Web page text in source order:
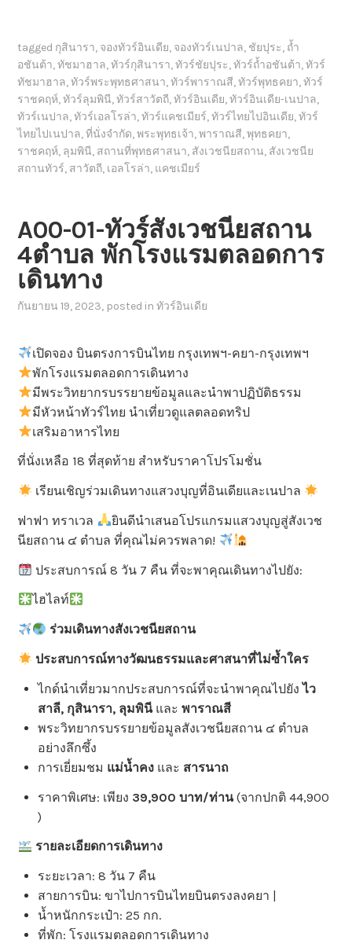
tagged กุสินารา, จองทัวร์อินเดีย, จองทัวร์เนปาล, ชัยปุระ, ถ้ำ
อชันต้า,ทัชมาฮาล,ทัวร์กุสินารา,ทัวร์ชัยปุระ,ทัวร์ถ้ำอชันต้า,ทัวร์
ทัชมาฮาล,ทัวร์พระพุทธศาสนา,ทัวร์พาราณสี,ทัวร์พุทธคยา,ทัวร์
ราชคฤห์,ทัวร์ลุมพินี,ทัวร์สาวัตถี,ทัวร์อินเดีย,ทัวร์อินเดีย-เนปาล,
ทัวร์เนปาล,ทัวร์เอลโรล่า,ทัวร์แคชเมียร์,ทัวร์ไทยไปอินเดีย,ทัวร์
ไทยไปเนปาล,ที่นั่งจำกัด,พระพุทธเจ้า,พาราณสี,พุทธคยา,
ราชคฤห์, ลุมพินี, สถานที่พุทธศาสนา, สังเวชนียสถาน, สังเวชนีย
สถานทัวร์, สาวัตถี, เอลโรล่า, แคชเมียร์
A00-01-ทัวร์สังเวชนียสถาน
4ตำบล พักโรงแรมตลอดการ
เดินทาง
กันยายน 19, 2023, posted inทัวร์อินเดีย
เปิดจอง บินตรงการบินไทย กรุงเทพฯ-คยา-กรุงเทพฯ
พักโรงแรมตลอดการเดินทาง
มีพระวิทยากรบรรยายข้อมูลและนำพาปฏิบัติธรรม
มีหัวหน้าทัวร์ไทย นำเที่ยวดูแลตลอดทริป
เสริมอาหารไทย
ที่นั่งเหลือ 18 ที่สุดท้าย สำหรับราคาโปรโมชั่น
เรียนเชิญร่วมเดินทางแสวงบุญที่อินเดียและเนปาล
ฟาฟา ทราเวล
ยินดีนำเสนอโปรแกรมแสวงบุญสู่สังเวช
นียสถาน ๔ ตำบล ที่คุณไม่ควรพลาด!
ประสบการณ์ 8 วัน 7 คืน ที่จะพาคุณเดินทางไปยัง:
ไฮไลท์
ร่วมเดินทางสังเวชนียสถาน
ประสบการณ์ทางวัฒนธรรมและศาสนาที่ไม่ซ้ำใคร
ไกด์นำเที่ยวมากประสบการณ์ที่จะนำพาคุณไปยังไว
สาลี, กุสินารา, ลุมพินีและ พาราณสี
พระวิทยากรบรรยายข้อมูลสังเวชนียสถาน ๔ ตำบล
อย่างลึกซึ้ง
การเยี่ยมชม แม่น้ำคงและ สารนาถ
ราคาพิเศษ: เพียง 39,900 บาท/ท่าน(จากปกติ 44,900
)
รายละเอียดการเดินทาง
ระยะเวลา: 8 วัน 7 คืน
สายการบิน: ขาไปการบินไทยบินตรงลงคยา |
น้ำหนักกระเป๋า: 25 กก.
ที่พัก: โรงแรมตลอดการเดินทาง